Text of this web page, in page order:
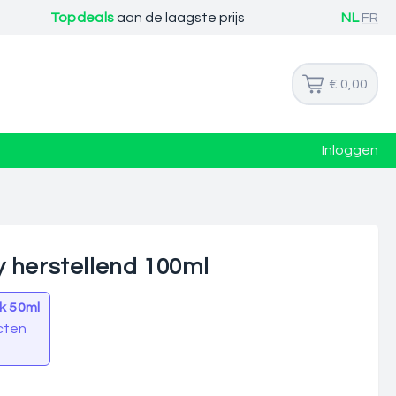
Topdealsaan de laagste prijs NL FR
€ 0,00
Inloggen
100ml
50ml